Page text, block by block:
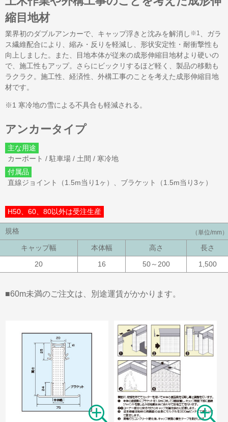
縮目地材
業界初のダブルアンカーで、キャップ浮きと沈みを解消し ※1
、ガラ
ス繊維配合により、縮み・反りを軽減し、形状安定性・耐衝撃性も
向上しました。また、目地本体が従来の成形伸縮目地材より硬いの
で、施工性もアップ。さらにビックリするほど軽く、製品の移動も
ラクラク。施工性、経済性、外構工事のことを考えた成形伸縮目地
材です。
※1 寒冷地の雪による不具合も軽減される。
アンカータイプ
主な用途
カーポート / 駐車場 / 土間 / 寒冷地
付属品
直線ジョイント（1.5m当り1ヶ）、ブラケット（1.5m当り3ヶ）
H50、60、80以外は受注生産
規格 （単位/mm）
キャップ幅 本体幅 高さ
長さ
20
16 50～200 1,500
■60m未満のご注文は、別途運賃がかかります。